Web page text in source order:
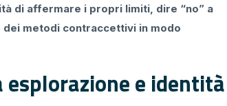
di affermare i propri limiti, dire “no” a
metodi contraccettivi in modo
e identità